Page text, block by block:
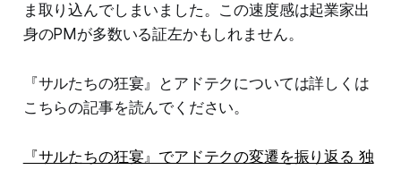
ま取り込んでしまいました。この速度感は起業家出
身のPMが多数いる証左かもしれません。
『サルたちの狂宴』とアドテクについては詳しくは
こちらの記事を読んでください。
『サルたちの狂宴』でアドテクの変遷を振り返る 独